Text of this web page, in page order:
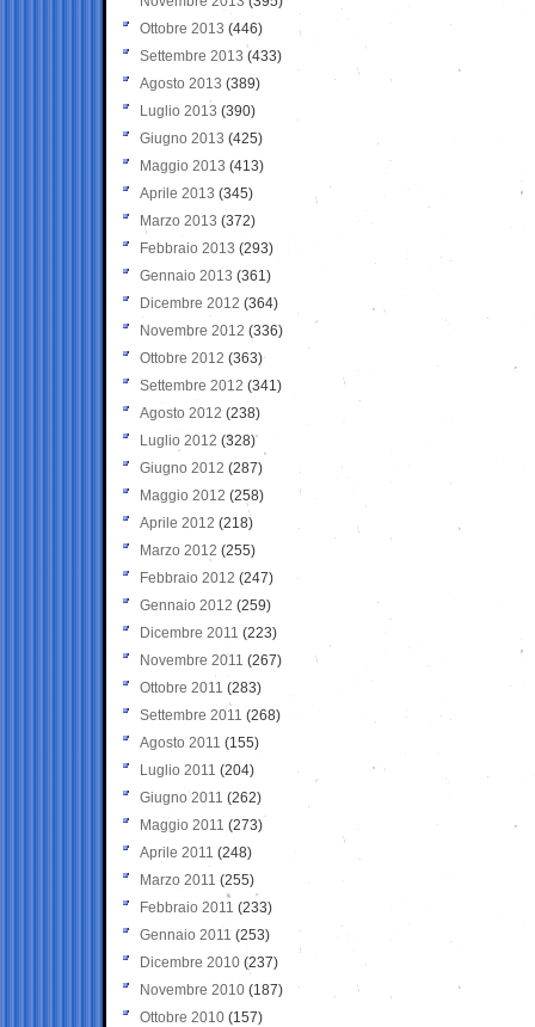
Ottobre 2013 (446)
Settembre 2013 (433)
Agosto 2013 (389)
Luglio 2013 (390)
Giugno 2013 (425)
Maggio 2013 (413)
Aprile 2013 (345)
Marzo 2013 (372)
Febbraio 2013 (293)
Gennaio 2013 (361)
Dicembre 2012 (364)
Novembre 2012 (336)
Ottobre 2012 (363)
Settembre 2012 (341)
Agosto 2012 (238)
Luglio 2012 (328)
Giugno 2012 (287)
Maggio 2012 (258)
Aprile 2012 (218)
Marzo 2012 (255)
Febbraio 2012 (247)
Gennaio 2012 (259)
Dicembre 2011 (223)
Novembre 2011 (267)
Ottobre 2011 (283)
Settembre 2011 (268)
Agosto 2011 (155)
Luglio 2011 (204)
Giugno 2011 (262)
Maggio 2011 (273)
Aprile 2011 (248)
Marzo 2011 (255)
Febbraio 2011 (233)
Gennaio 2011 (253)
Dicembre 2010 (237)
Novembre 2010 (187)
Ottobre 2010 (157)